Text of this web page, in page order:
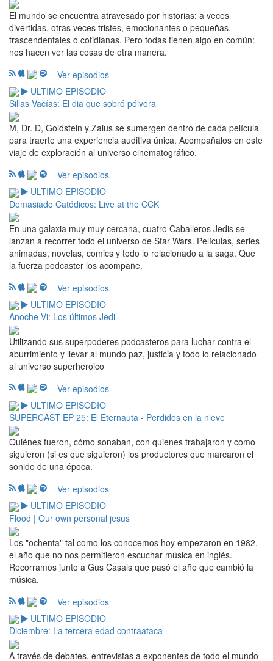
El mundo se encuentra atravesado por historias; a veces
divertidas, otras veces tristes, emocionantes o pequeñas,
trascendentales o cotidianas. Pero todas tienen algo en común:
nos hacen ver las cosas de otra manera.
Ver episodios
ULTIMO EPISODIO
Sillas Vacías: El dia que sobró pólvora
M, Dr. D, Goldstein y Zaius se sumergen dentro de cada película
para traerte una experiencia auditiva única. Acompañalos en este
viaje de exploración al universo cinematográfico.
Ver episodios
ULTIMO EPISODIO
Demasiado Catódicos: Live at the CCK
En una galaxia muy muy cercana, cuatro Caballeros Jedis se
lanzan a recorrer todo el universo de Star Wars. Películas, series
animadas, novelas, comics y todo lo relacionado a la saga. Que
la fuerza podcaster los acompañe.
Ver episodios
ULTIMO EPISODIO
Anoche Vi: Los últimos Jedi
Utilizando sus superpoderes podcasteros para luchar contra el
aburrimiento y llevar al mundo paz, justicia y todo lo relacionado
al universo superheroico
Ver episodios
ULTIMO EPISODIO
SUPERCAST EP 25: El Eternauta - Perdidos en la nieve
Quiénes fueron, cómo sonaban, con quienes trabajaron y como
siguieron (si es que siguieron) los productores que marcaron el
sonido de una época.
Ver episodios
ULTIMO EPISODIO
Flood | Our own personal jesus
Los "ochenta" tal como los conocemos hoy empezaron en 1982,
el año que no nos permitieron escuchar música en inglés.
Recorramos junto a Gus Casals que pasó el año que cambió la
música.
Ver episodios
ULTIMO EPISODIO
Diciembre: La tercera edad contraataca
A través de debates, entrevistas a exponentes de todo el mundo